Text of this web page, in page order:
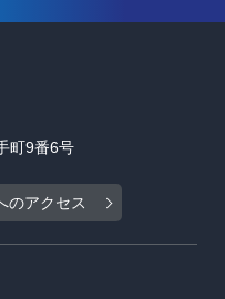
町9番6号
のアクセス